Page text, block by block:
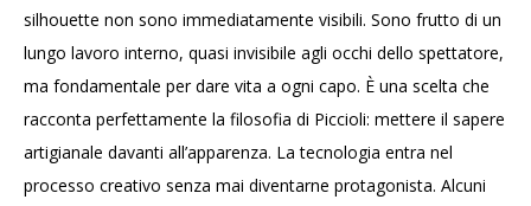
silhouette non sono immediatamente visibili. Sono frutto di un
lungo lavoro interno, quasi invisibile agli occhi dello spettatore,
ma fondamentale per dare vita a ogni capo. È una scelta che
racconta perfettamente la filosofia di Piccioli: mettere il sapere
artigianale davanti all’apparenza. La tecnologia entra nel
processo creativo senza mai diventarne protagonista. Alcuni